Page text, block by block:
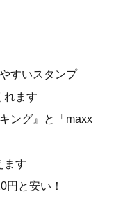
すいスタンプ
れます
ング』と「maxx
ます
と安い！